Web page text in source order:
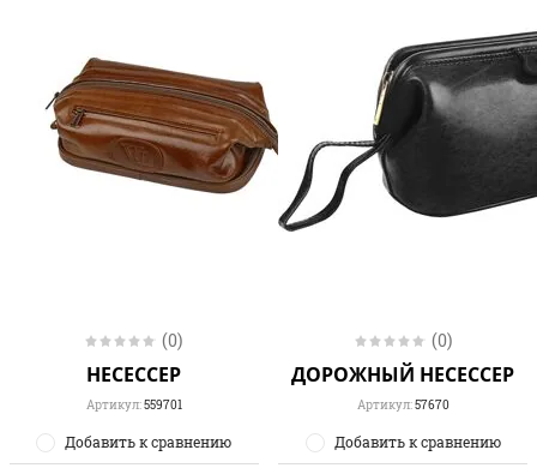
(0)
НЕСЕССЕР
Артикул:559701
Добавить к сравнению
(0)
ДОРОЖНЫЙ НЕСЕССЕР
Артикул:57670
Добавить к сравнению